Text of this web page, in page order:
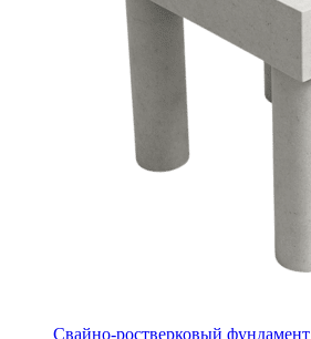
Свайно-ростверковый фундамент